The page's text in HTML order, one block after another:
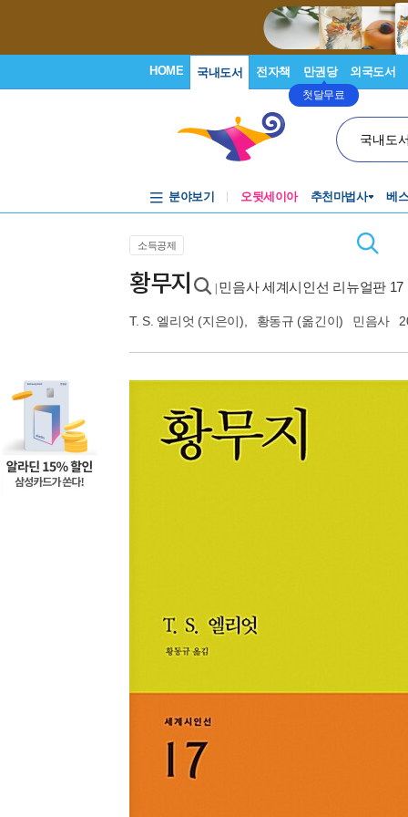
HOME 국내도서 전자책 만권당
첫달무료
외국도서
국내도
분야보기 오뒷세이아 추천마법사 베
소득공제
황무지 민음사 세계시인선 리뉴얼판 17
T. S. 엘리엇 (지은이), 황동규 (옮긴이) 민음사